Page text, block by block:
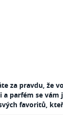
za pravdu, že
a parfém se
favoritů,